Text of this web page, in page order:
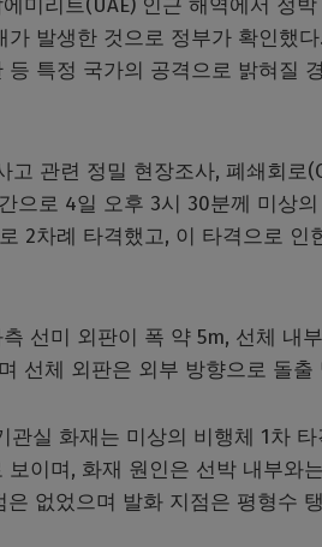
미리트(UAE) 인근 해역에서 정
가 발생한 것으로 정부가 확인했
등 특정 국가의 공격으로 밝혀질
고 관련 정밀 현장조사, 폐쇄회
으로 4일 오후 3시 30분께 미상
2차례 타격했고, 이 타격으로
선미 외판이 폭 약 5m, 선체 내
선체 외판은 외부 방향으로 돌
관실 화재는 미상의 비행체 1차
이며, 화재 원인은 선박 내부와
없었으며 발화 지점은 평형수